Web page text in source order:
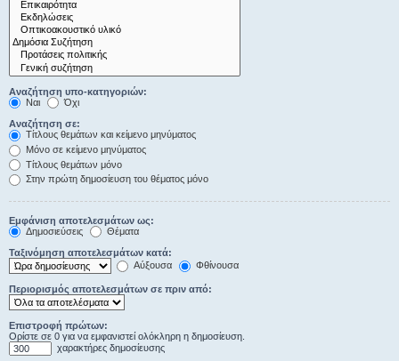
Αναζήτηση υπο-κατηγοριών:
Ναι
Όχι
Αναζήτηση σε:
Τίτλους θεμάτων και κείμενο μηνύματος
Μόνο σε κείμενο μηνύματος
Τίτλους θεμάτων μόνο
Στην πρώτη δημοσίευση του θέματος μόνο
Εμφάνιση αποτελεσμάτων ως:
Δημοσιεύσεις
Θέματα
Ταξινόμηση αποτελεσμάτων κατά:
Αύξουσα
Φθίνουσα
Περιορισμός αποτελεσμάτων σε πριν από:
Επιστροφή πρώτων:
Ορίστε σε 0 για να εμφανιστεί ολόκληρη η δημοσίευση.
χαρακτήρες δημοσίευσης